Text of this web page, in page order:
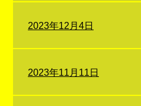
2023年12月4日
2023年11月11日